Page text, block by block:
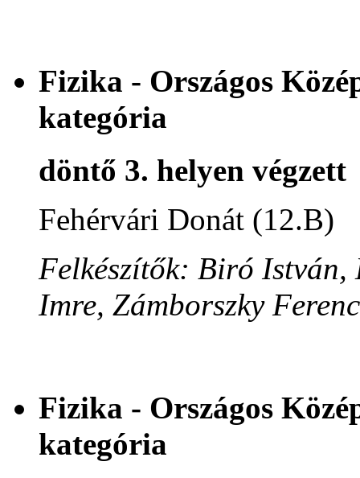
Fizika - Országos
kategória
döntő 3. helyen végzett
Fehérvári Donát (12.B)
Felkészítők: Biró István,
Imre, Zámborszky Ferenc
Fizika - Országos
kategória